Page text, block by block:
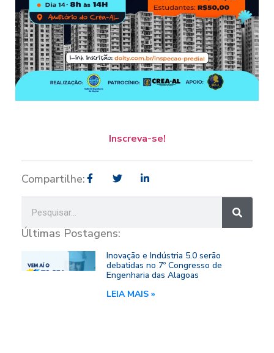
Inscreva-se!
Compartilhe:
Últimas Postagens:
Inovação e Indústria 5.0 serão
debatidas no 7º Congresso de
Engenharia das Alagoas
LEIA MAIS »